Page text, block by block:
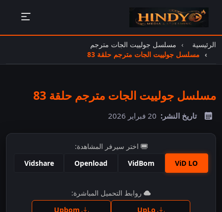
الرئيسية
مسلسل جولييت الجات مترجم
مسلسل جولييت الجات مترجم حلقة 83
مسلسل جولييت الجات مترجم حلقة 83
تاريخ النشر: 20 فبراير 2026
اختر سيرفر المشاهدة:
ViD LO
VidBom
Openload
Vidshare
اضغط للمشاهدة
روابط التحميل المباشرة: